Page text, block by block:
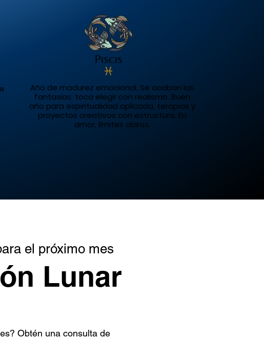
Año de madurez emocional. Se acaban las
fantasías: toca elegir con realismo. Buen
año para espiritualidad aplicada, terapias y
proyectos creativos con estructura. En
amor, límites claros.
el próximo mes
Lunar
Obtén una consulta de